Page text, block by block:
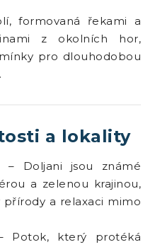
formovaná řekami a
z okolních hor,
pro dlouhodobou
a lokality
– Doljani jsou známé
a zelenou krajinou,
a relaxaci mimo
Potok, který protéká